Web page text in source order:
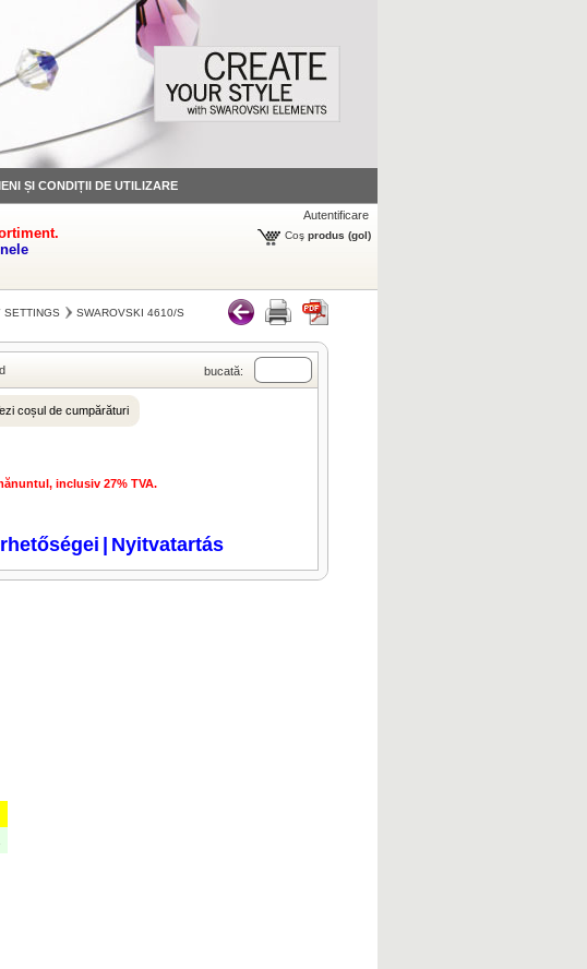
ȘI CONDIȚII DE UTILIZARE
Autentificare
Coş produs (gol)
SETTINGS SWAROVSKI 4610/S
bucată:
coșul de cumpărături
inclusiv 27% TVA.
Nyitvatartás